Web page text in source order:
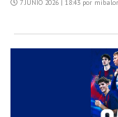
7 JUNIO 2026 | 18:43 por